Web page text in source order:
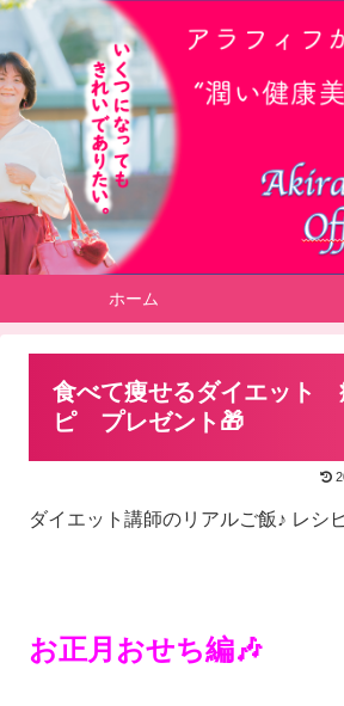
ホーム
食べて痩せるダイエット
ピ プレゼント🎁
ダイエット講師のリアルご飯♪ レシ
お正月おせち編🎶